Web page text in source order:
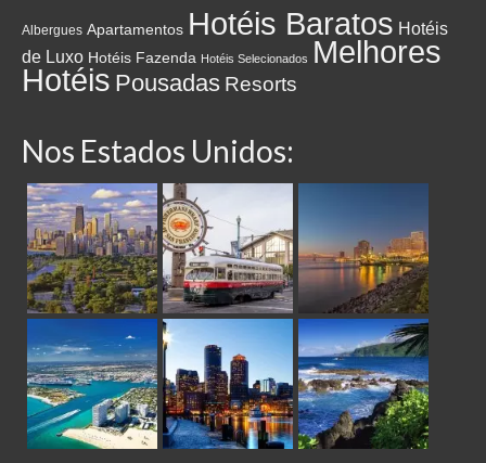
Albergues Apartamentos Hotéis Baratos Hotéis
de Luxo Hotéis Fazenda Hotéis Selecionados Melhores
Hotéis Pousadas Resorts
Nos Estados Unidos: